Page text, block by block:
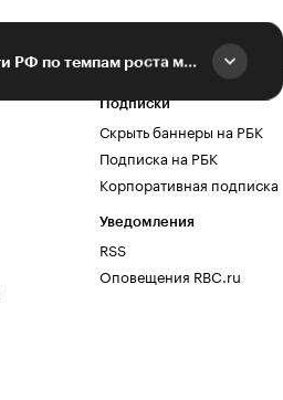
«СТЕПЬ» обошла крупнейшие холдинги РФ по темпам роста молочного сектора
Подписки
Скрыть баннеры на РБК
Подписка на РБК
Корпоративная подписка
Уведомления
RSS
Оповещения RBC.ru